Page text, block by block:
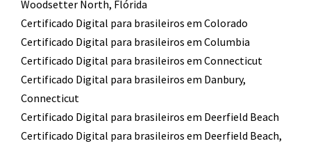
Woodsetter North, Flórida
Certificado Digital para brasileiros em Colorado
Certificado Digital para brasileiros em Columbia
Certificado Digital para brasileiros em Connecticut
Certificado Digital para brasileiros em Danbury,
Connecticut
Certificado Digital para brasileiros em Deerfield Beach
Certificado Digital para brasileiros em Deerfield Beach,